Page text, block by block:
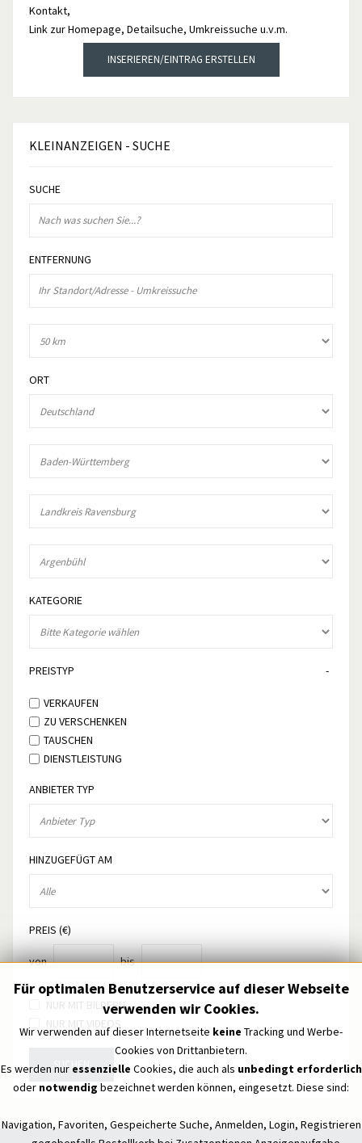
Kontakt,
Link zur Homepage, Detailsuche, Umkreissuche u.v.m.
INSERIEREN/EINTRAG ERSTELLEN
KLEINANZEIGEN - SUCHE
SUCHE
ENTFERNUNG
ORT
KATEGORIE
PREISTYP
VERKAUFEN
ZU VERSCHENKEN
TAUSCHEN
DIENSTLEISTUNG
ANBIETER TYP
HINZUGEFÜGT AM
PREIS (€)
von bis
NUR MIT BILDERN
NUR MIT VIDEOS
SUCHEN
Für optimalen Benutzerservice auf dieser Webseite
verwenden wir Cookies.
Wir verwenden auf dieser Internetseite keine Tracking und Werbe-
Cookies von Drittanbietern.
Es werden nur essenzielle Cookies, die auch als unbedingt erforderlich
oder notwendig bezeichnet werden können, eingesetzt. Diese sind:
Navigation, Favoriten, Gespeicherte Suche, Anmelden, Login, Registrieren